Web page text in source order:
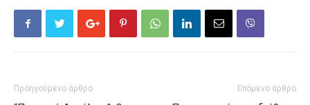
Προηγούμενο άρθρο Επόμενο άρθρο